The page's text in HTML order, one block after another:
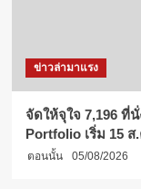
ข่าวล่ามาแรง
จัดให้จุใจ 7,196 ที่
Portfolio เริ่ม 15 ส
ตอนนั้น 05/08/2026